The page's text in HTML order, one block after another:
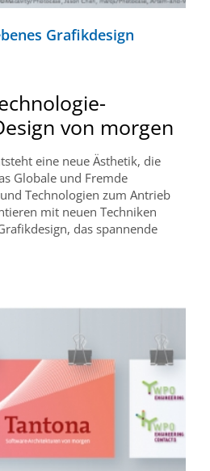
Grafikdesign
von morgen
eine neue Ästhetik, die
Globale und Fremde
Technologien zum Antrieb
mit neuen Techniken
das spannende